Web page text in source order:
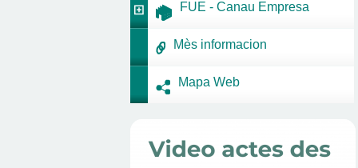
FUE - Canau Empresa
Mès informacion
Mapa Web